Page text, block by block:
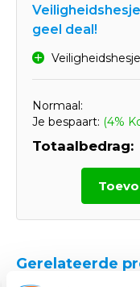
geel deal!
Normaal:
Je bespaart: (4%
Totaalbedrag:
Gerelateerde